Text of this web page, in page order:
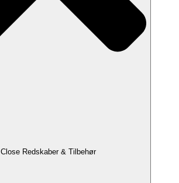
Close Redskaber & Tilbehør